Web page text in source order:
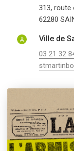
313, route
62280
Ville de
03 21 32